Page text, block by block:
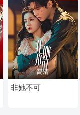
高清
非她不可